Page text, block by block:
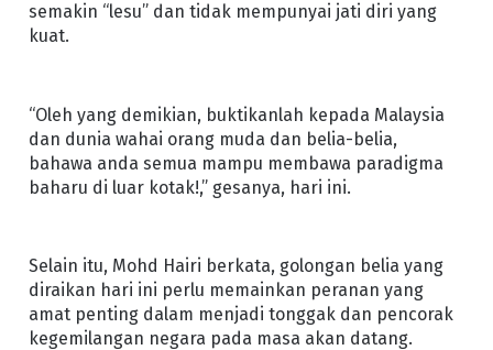
semakin “lesu” dan tidak mempunyai jati diri yang
kuat.
“Oleh yang demikian, buktikanlah kepada Malaysia
dan dunia wahai orang muda dan belia-belia,
bahawa anda semua mampu membawa paradigma
baharu di luar kotak!,” gesanya, hari ini.
Selain itu, Mohd Hairi berkata, golongan belia yang
diraikan hari ini perlu memainkan peranan yang
amat penting dalam menjadi tonggak dan pencorak
kegemilangan negara pada masa akan datang.